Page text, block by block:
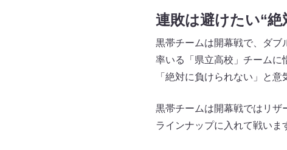
連敗は避けたい“
黒帯チームは開幕戦で、ダブ
率いる「県立高校」チームに
「絶対に負けられない」と意
黒帯チームは開幕戦ではリザ
ラインナップに入れて戦いま